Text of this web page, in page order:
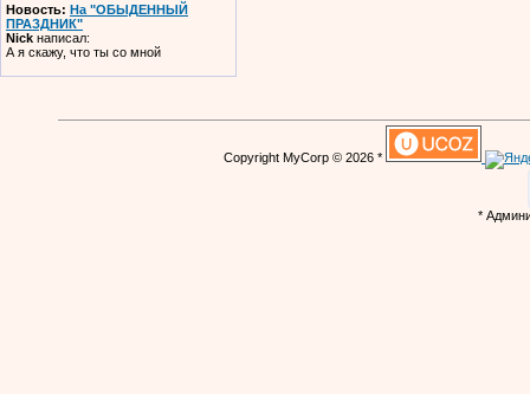
Новость: На "ОБЫДЕННЫЙ
ПРАЗДНИК"
Nick написал:
А я скажу, что ты со мной
Copyright MyCorp © 2026 *
*